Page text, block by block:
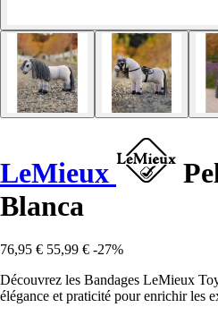
LeMieux
Blanca
76,95 € 55,99 € -27%
Découvrez les Bandages LeMieux
élégance et praticité pour enrichir les